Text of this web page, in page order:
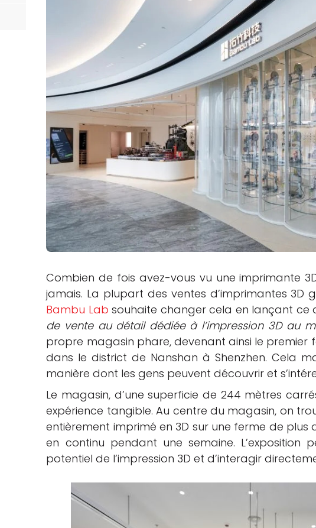
Matériaux
Vidéos
Combien de fois avez-vous vu une imprimante
jamais. La plupart des ventes d’imprimantes 3D
Bambu Lab souhaite changer cela en lançant ce
de vente au détail dédiée à l’impression 3D au
propre magasin phare, devenant ainsi le premier
dans le district de Nanshan à Shenzhen. Cela
manière dont les gens peuvent découvrir et
Le magasin, d’une superficie de 244 mètres
expérience tangible. Au centre du magasin, on
entièrement imprimé en 3D sur une ferme de plus
en continu pendant une semaine. L’exposition
potentiel de l’impression 3D et d’interagir